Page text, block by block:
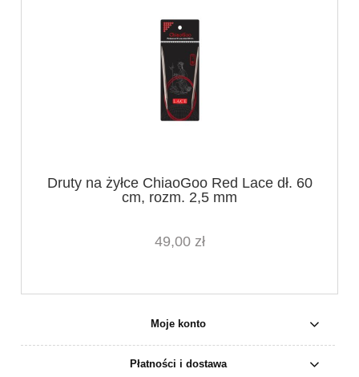
Druty na żyłce ChiaoGoo Red Lace dł. 60
cm, rozm. 2,5 mm
49,00 zł
Moje konto
Płatności i dostawa